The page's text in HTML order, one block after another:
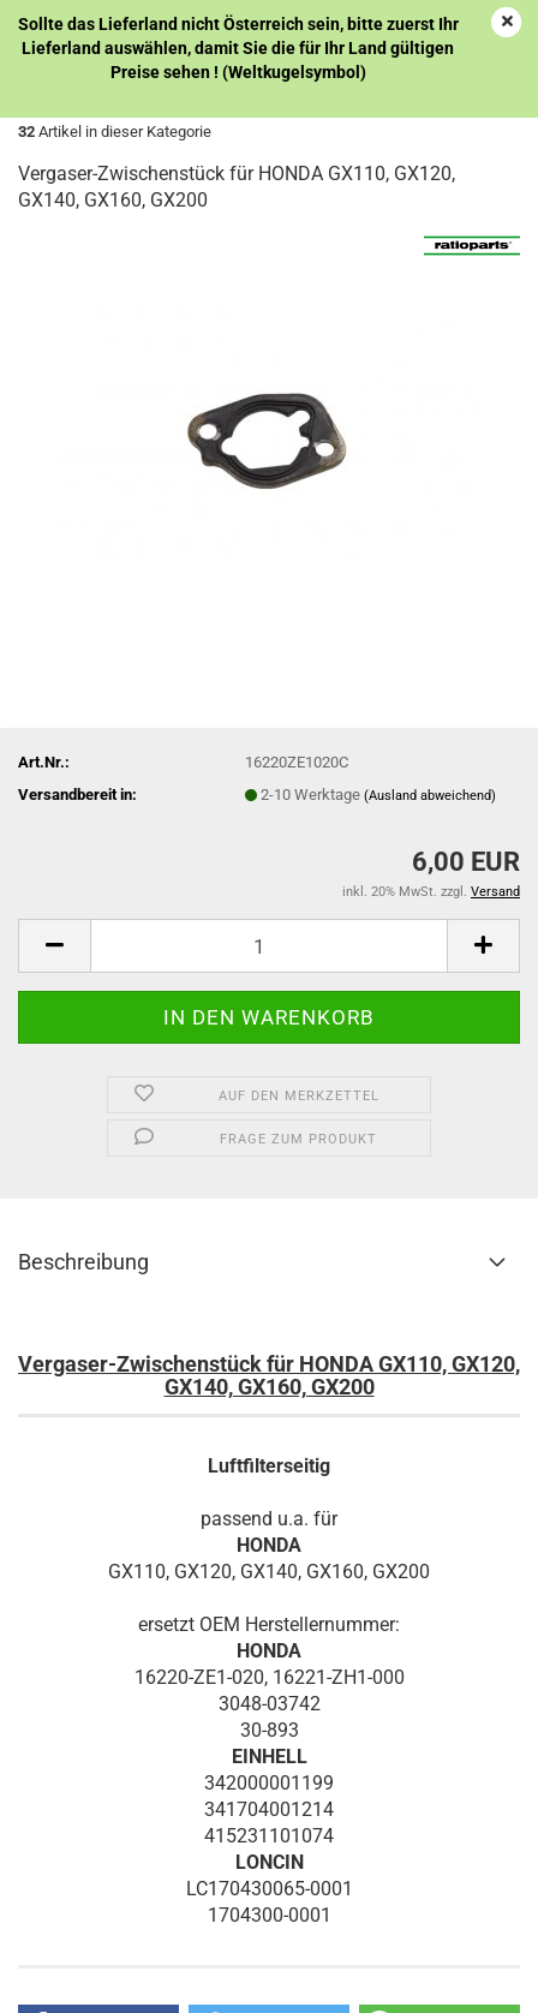
Sollte das Lieferland nicht Österreich sein, bitte zuerst Ihr
Lieferland auswählen, damit Sie die für Ihr Land gültigen
Preise sehen ! (Weltkugelsymbol)
32 Artikel in dieser Kategorie
Vergaser-Zwischenstück für HONDA GX110, GX120,
GX140, GX160, GX200
Art.Nr.:
16220ZE1020C
Versandbereit in:
2-10 Werktage(Ausland abweichend)
6,00 EUR
inkl. 20% MwSt. zzgl. Versand
AUF DEN MERKZETTEL
FRAGE ZUM PRODUKT
Beschreibung
Vergaser-Zwischenstück für HONDA GX110, GX120,
GX140, GX160, GX200
Luftfilterseitig
passend u.a. für
HONDA
GX110, GX120, GX140, GX160, GX200
ersetzt OEM Herstellernummer:
HONDA
16220-ZE1-020, 16221-ZH1-000
3048-03742
30-893
EINHELL
342000001199
341704001214
415231101074
LONCIN
LC170430065-0001
1704300-0001